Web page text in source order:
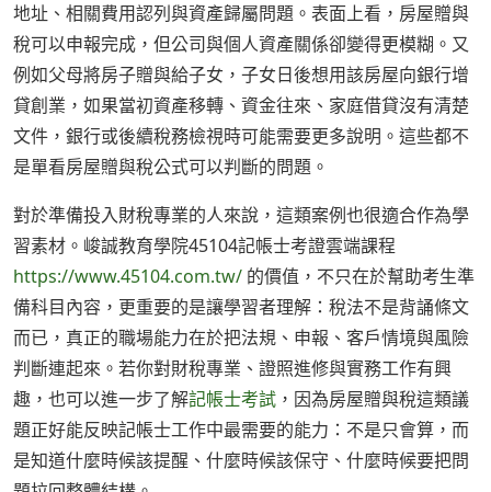
地址、相關費用認列與資產歸屬問題。表面上看，房屋贈與
稅可以申報完成，但公司與個人資產關係卻變得更模糊。又
例如父母將房子贈與給子女，子女日後想用該房屋向銀行增
貸創業，如果當初資產移轉、資金往來、家庭借貸沒有清楚
文件，銀行或後續稅務檢視時可能需要更多說明。這些都不
是單看房屋贈與稅公式可以判斷的問題。
對於準備投入財稅專業的人來說，這類案例也很適合作為學
習素材。峻誠教育學院45104記帳士考證雲端課程
https://www.45104.com.tw/ 的價值，不只在於幫助考生準
備科目內容，更重要的是讓學習者理解：稅法不是背誦條文
而已，真正的職場能力在於把法規、申報、客戶情境與風險
判斷連起來。若你對財稅專業、證照進修與實務工作有興
趣，也可以進一步了解記帳士考試 ，因為房屋贈與稅這類議
題正好能反映記帳士工作中最需要的能力：不是只會算，而
是知道什麼時候該提醒、什麼時候該保守、什麼時候要把問